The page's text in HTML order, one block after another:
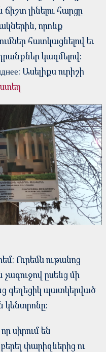
լինելու հարցը
որոնք
հատկացնելով եւ
կազմելով:
Ասելիքս ուրիշի
Ուրեմն ութանոց
ըսենց մի
գեղեցիկ պատկերված
կենտրոնը:
սիրում են
փարիզներից ու